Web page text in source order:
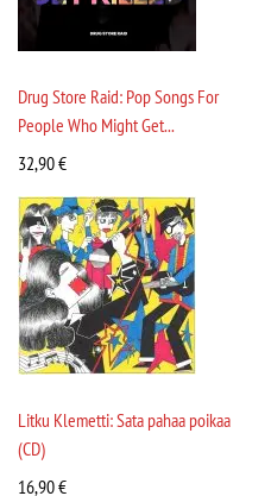
Drug Store Raid: Pop Songs For
People Who Might Get...
32,90€
Litku Klemetti: Sata pahaa poikaa
(CD)
16,90€